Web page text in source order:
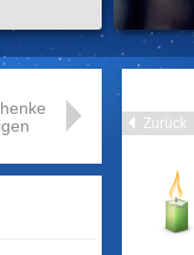
Zurück